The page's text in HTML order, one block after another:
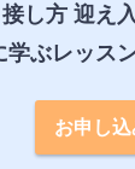
し方 迎え
ぶレッスン
お申し込